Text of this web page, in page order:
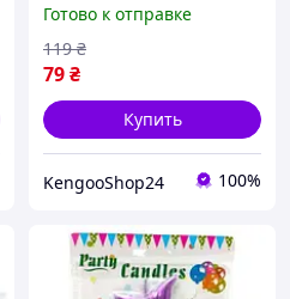
яркие для дня рождения
и декора
Готово к отправке
79₴
119 ₴
Купить
KengooShop24 100%